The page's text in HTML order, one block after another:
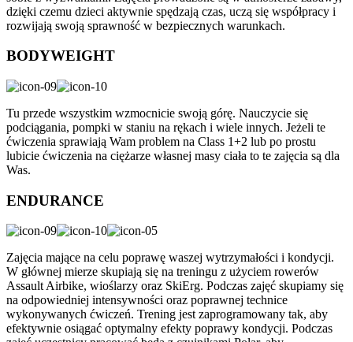
dzięki czemu dzieci aktywnie spędzają czas, uczą się współpracy i
rozwijają swoją sprawność w bezpiecznych warunkach.
BODYWEIGHT
Tu przede wszystkim wzmocnicie swoją górę. Nauczycie się
podciągania, pompki w staniu na rękach i wiele innych. Jeżeli te
ćwiczenia sprawiają Wam problem na Class 1+2 lub po prostu
lubicie ćwiczenia na ciężarze własnej masy ciała to te zajęcia są dla
Was.
ENDURANCE
Zajęcia mające na celu poprawę waszej wytrzymałości i kondycji.
W głównej mierze skupiają się na treningu z użyciem rowerów
Assault Airbike, wioślarzy oraz SkiErg. Podczas zajęć skupiamy się
na odpowiedniej intensywności oraz poprawnej technice
wykonywanych ćwiczeń. Trening jest zaprogramowany tak, aby
efektywnie osiągać optymalny efekty poprawy kondycji. Podczas